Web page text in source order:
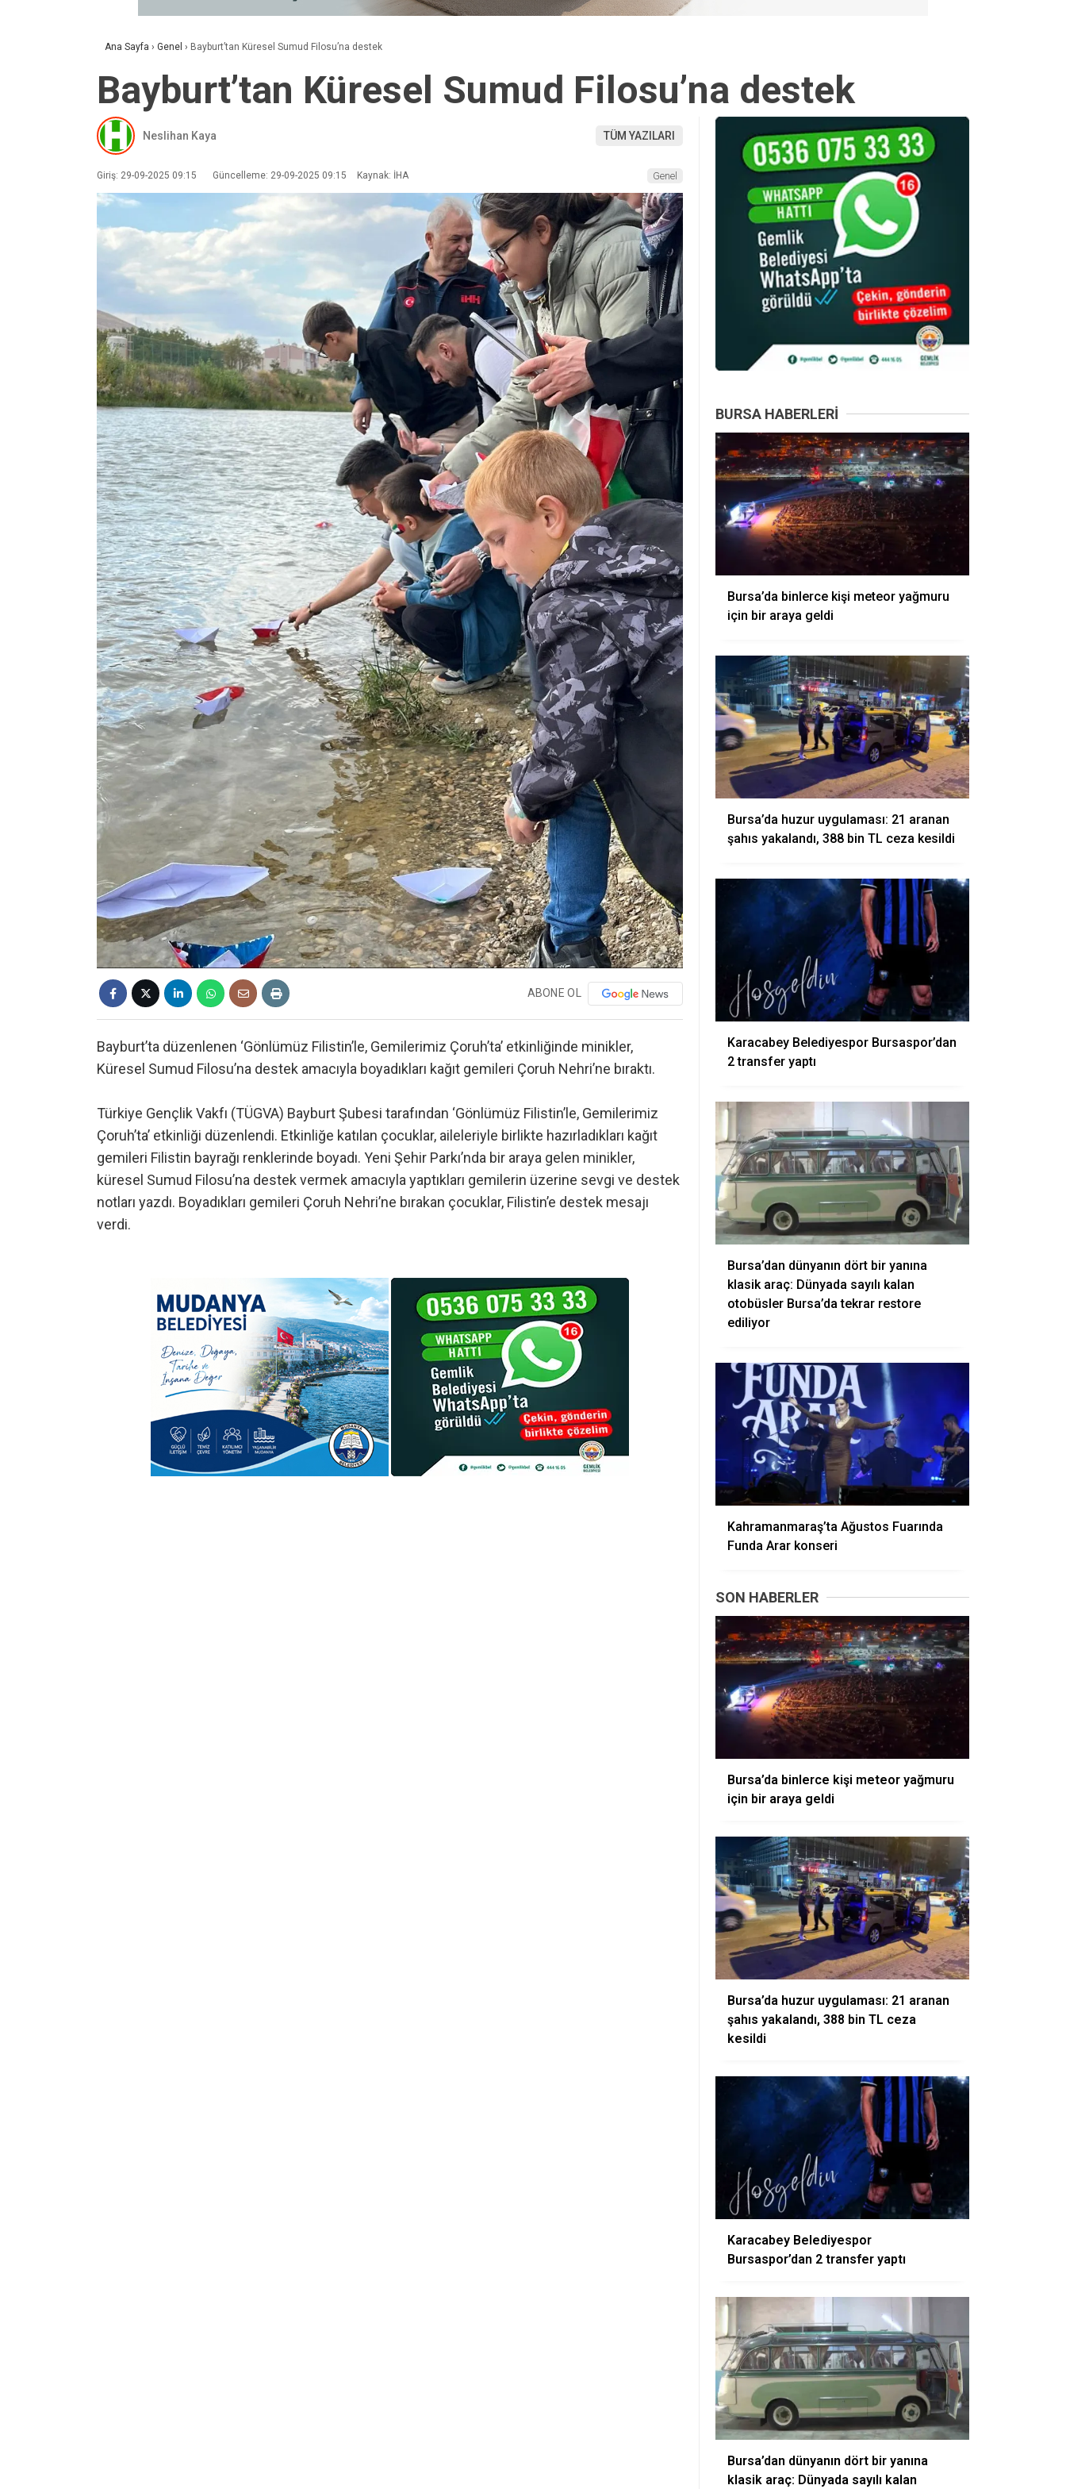
Ana Sayfa › Genel › Bayburt’tan Küresel Sumud Filosu’na destek
Bayburt’tan Küresel Sumud Filosu’na destek
Neslihan Kaya TÜM YAZILARI
Giriş: 29-09-2025 09:15 Güncelleme: 29-09-2025 09:15 Kaynak: İHA Genel
ABONE OL
Bayburt’ta düzenlenen ‘Gönlümüz Filistin’le, Gemilerimiz Çoruh’ta’ etkinliğinde minikler,
Küresel Sumud Filosu’na destek amacıyla boyadıkları kağıt gemileri Çoruh Nehri’ne bıraktı.
Türkiye Gençlik Vakfı (TÜGVA) Bayburt Şubesi tarafından ‘Gönlümüz Filistin’le, Gemilerimiz
Çoruh’ta’ etkinliği düzenlendi. Etkinliğe katılan çocuklar, aileleriyle birlikte hazırladıkları kağıt
gemileri Filistin bayrağı renklerinde boyadı. Yeni Şehir Parkı’nda bir araya gelen minikler,
küresel Sumud Filosu’na destek vermek amacıyla yaptıkları gemilerin üzerine sevgi ve destek
notları yazdı. Boyadıkları gemileri Çoruh Nehri’ne bırakan çocuklar, Filistin’e destek mesajı
verdi.
BURSA HABERLERI
Bursa’da binlerce kişi meteor yağmuru
için bir araya geldi
Bursa’da huzur uygulaması: 21 aranan
şahıs yakalandı, 388 bin TL ceza kesildi
Karacabey Belediyespor Bursaspor’dan
2 transfer yaptı
Bursa’dan dünyanın dört bir yanına
klasik araç: Dünyada sayılı kalan
otobüsler Bursa’da tekrar restore
ediliyor
Kahramanmaraş’ta Ağustos Fuarında
Funda Arar konseri
SON HABERLER
Bursa’da binlerce kişi meteor yağmuru
için bir araya geldi
Bursa’da huzur uygulaması: 21 aranan
şahıs yakalandı, 388 bin TL ceza
kesildi
Karacabey Belediyespor
Bursaspor’dan 2 transfer yaptı
Bursa’dan dünyanın dört bir yanına
klasik araç: Dünyada sayılı kalan